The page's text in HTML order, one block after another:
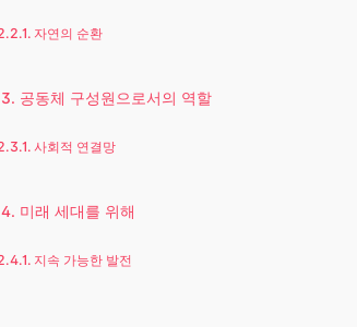
자연의 순환
3. 공동체 구성원으로서의 역할
사회적 연결망
4. 미래 세대를 위해
지속 가능한 발전